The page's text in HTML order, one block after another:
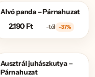
AKCIÓS
Alvó panda – Párnahuzat
2.190Ft -tól -37%
AKCIÓS
Ausztrál juhászkutya –
Párnahuzat